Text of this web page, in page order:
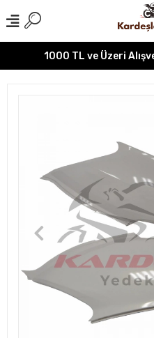
1000 TL ve Üzeri